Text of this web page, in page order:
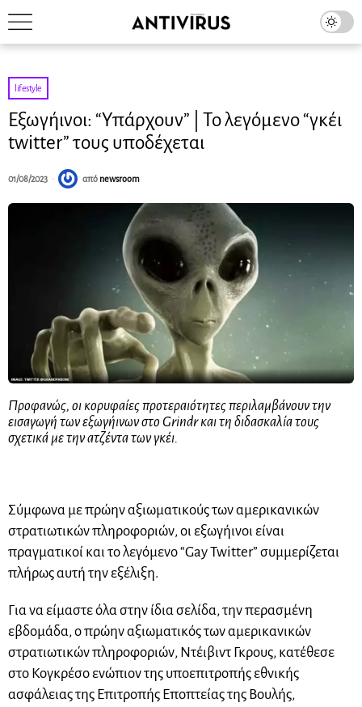
lifestyle
Εξωγήινοι: “Υπάρχουν” | Το λεγόμενο “γκέι
twitter” τους υποδέχεται
01/08/2023 από newsroom
Προφανώς, οι κορυφαίες προτεραιότητες περιλαμβάνουν την
εισαγωγή των εξωγήινων στο Grindr και τη διδασκαλία τους
σχετικά με την ατζέντα των γκέι.
Σύμφωνα με πρώην αξιωματικούς των αμερικανικών
στρατιωτικών πληροφοριών, οι εξωγήινοι είναι
πραγματικοί και το λεγόμενο “Gay Twitter” συμμερίζεται
πλήρως αυτή την εξέλιξη.
Για να είμαστε όλα στην ίδια σελίδα, την περασμένη
εβδομάδα, ο πρώην αξιωματικός των αμερικανικών
στρατιωτικών πληροφοριών, Ντέιβιντ Γκρους, κατέθεσε
στο Κογκρέσο ενώπιον της υποεπιτροπής εθνικής
ασφάλειας της Επιτροπής Εποπτείας της Βουλής,